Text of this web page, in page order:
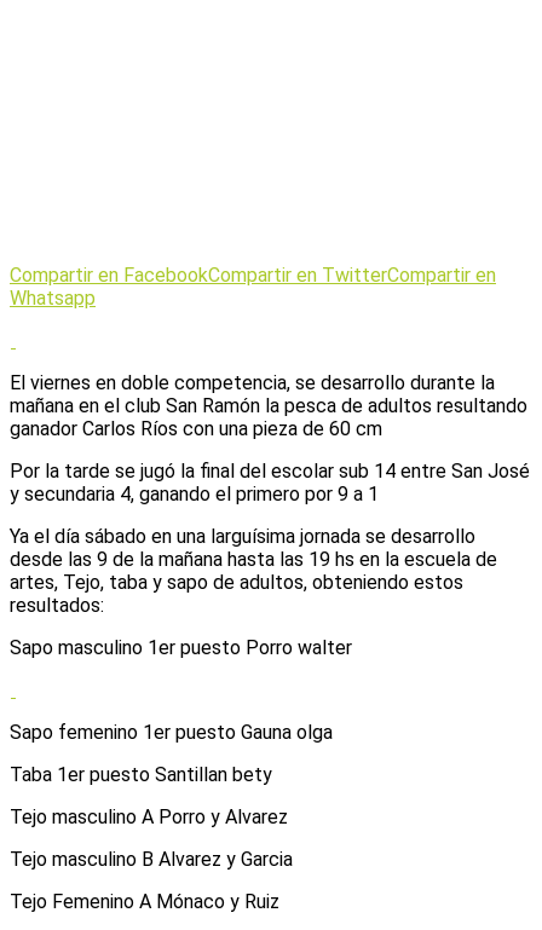
Compartir en FacebookCompartir en TwitterCompartir en
Whatsapp
El viernes en doble competencia, se desarrollo durante la
mañana en el club San Ramón la pesca de adultos resultando
ganador Carlos Ríos con una pieza de 60 cm
Por la tarde se jugó la final del escolar sub 14 entre San José
y secundaria 4, ganando el primero por 9 a 1
Ya el día sábado en una larguísima jornada se desarrollo
desde las 9 de la mañana hasta las 19 hs en la escuela de
artes, Tejo, taba y sapo de adultos, obteniendo estos
resultados:
Sapo masculino 1er puesto Porro walter
Sapo femenino 1er puesto Gauna olga
Taba 1er puesto Santillan bety
Tejo masculino A Porro y Alvarez
Tejo masculino B Alvarez y Garcia
Tejo Femenino A Mónaco y Ruiz